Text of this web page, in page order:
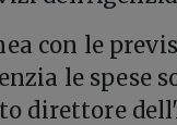
con le
le spese
direttore